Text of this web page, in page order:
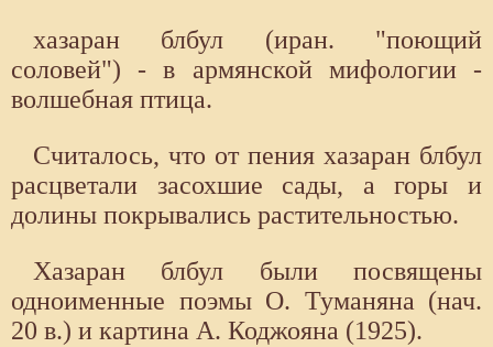
хазаран блбул (иран. "поющий
соловей") - в армянской мифологии -
волшебная птица.
Считалось, что от пения хазаран блбул
расцветали засохшие сады, а горы и
долины покрывались растительностью.
Хазаран блбул были посвящены
одноименные поэмы О. Туманяна (нач.
20 в.) и картина А. Коджояна (1925).